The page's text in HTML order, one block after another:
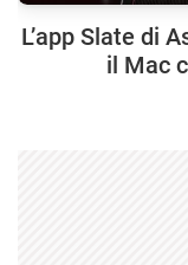
L’app Slate di
il Mac